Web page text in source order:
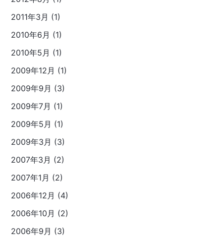
2011年3月 (1)
2010年6月 (1)
2010年5月 (1)
2009年12月 (1)
2009年9月 (3)
2009年7月 (1)
2009年5月 (1)
2009年3月 (3)
2007年3月 (2)
2007年1月 (2)
2006年12月 (4)
2006年10月 (2)
2006年9月 (3)